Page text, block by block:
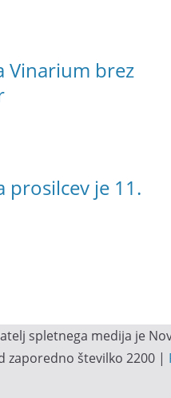
Vinarium brez
prosilcev je 11.
spletnega medija je
zaporedno številko 2200 |